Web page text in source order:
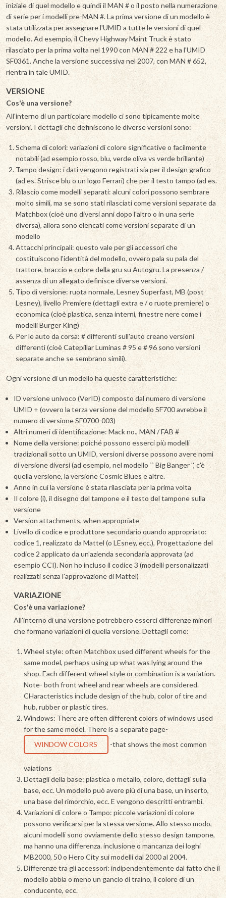
iniziale di quel modello e quindi il MAN # o il posto nella numerazione
di serie per i modelli pre-MAN #. La prima versione di un modello è
stata utilizzata per assegnare l'UMID a tutte le versioni di quel
modello. Ad esempio, il Chevy Highway Maint Truck è stato
rilasciato per la prima volta nel 1990 con MAN # 222 e ha l'UMID
SF0361. Anche la versione successiva nel 2007, con MAN # 652,
rientra in tale UMID.
VERSIONE
Cos'è una versione?
All'interno di un particolare modello ci sono tipicamente molte
versioni. I dettagli che definiscono le diverse versioni sono:
Schema di colori: variazioni di colore significative o facilmente
notabili (ad esempio rosso, blu, verde oliva vs verde brillante)
Tampo design: i dati vengono registrati sia per il design grafico
(ad es. Strisce blu o un logo Ferrari) che per il testo tampo (ad es.
Rilascio come modelli separati: alcuni colori possono sembrare
molto simili, ma se sono stati rilasciati come versioni separate da
Matchbox (cioè uno diversi anni dopo l'altro o in una serie
diversa), allora sono elencati come versioni separate di un
modello
Attacchi principali: questo vale per gli accessori che
costituiscono l'identità del modello, ovvero pala su pala del
trattore, braccio e colore della gru su Autogru. La presenza /
assenza di un allegato definisce diverse versioni.
Tipo di versione: ruota normale, Lesney Superfast, MB (post
Lesney), livello Premiere (dettagli extra e / o ruote premiere) o
economica (cioè plastica, senza interni, finestre nere come i
modelli Burger King)
Per le auto da corsa: # differenti sull'auto creano versioni
differenti (cioè Catepillar Luminas # 95 e # 96 sono versioni
separate anche se sembrano simili).
Ogni versione di un modello ha queste caratteristiche:
ID versione univoco (VerID) composto dal numero di versione
UMID + (ovvero la terza versione del modello SF700 avrebbe il
numero di versione SF0700-003)
Altri numeri di identificazione: Mack no., MAN / FAB #
Nome della versione: poiché possono esserci più modelli
tradizionali sotto un UMID, versioni diverse possono avere nomi
di versione diversi (ad esempio, nel modello `` Big Banger '', c'è
quella versione, la versione Cosmic Blues e altre.
Anno in cui la versione è stata rilasciata per la prima volta
Il colore (i), il disegno del tampone e il testo del tampone sulla
versione
Version attachments, when appropriate
Livello di codice e produttore secondario quando appropriato:
codice 1, realizzato da Mattel (o LEsney, ecc.), Progettazione del
codice 2 applicato da un'azienda secondaria approvata (ad
esempio CCI). Non ho incluso il codice 3 (modelli personalizzati
realizzati senza l'approvazione di Mattel)
VARIAZIONE
Cos'è una variazione?
All'interno di una versione potrebbero esserci differenze minori
che formano variazioni di quella versione. Dettagli come:
Wheel style: often Matchbox used different wheels for the
same model, perhaps using up what was lying around the
shop. Each different wheel style or combination is a variation.
Note- both front wheel and rear wheels are considered.
CHaracteristics include design of the hub, color of tire and
hub, rubber or plastic tires.
Windows: There are often different colors of windows used
for the same model. There is a separate page-
WINDOW COLORS
-that shows the most common
vaiations
Dettagli della base: plastica o metallo, colore, dettagli sulla
base, ecc. Un modello può avere più di una base, un inserto,
una base del rimorchio, ecc. E vengono descritti entrambi.
Variazioni di colore o Tampo: piccole variazioni di colore
possono verificarsi per la stessa versione. Allo stesso modo,
alcuni modelli sono ovviamente dello stesso design tampone,
ma hanno una differenza. inclusione o mancanza dei loghi
MB2000, 50 o Hero City sui modelli dal 2000 al 2004.
Differenze tra gli accessori: indipendentemente dal fatto che il
modello abbia o meno un gancio di traino, il colore di un
conducente, ecc.